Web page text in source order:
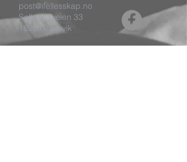
post@ifellesskap.no
Solbuktaveien 33
1622 Gressvik